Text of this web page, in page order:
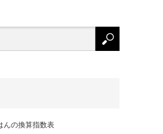
んの換算指数表